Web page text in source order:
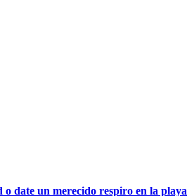
date un merecido respiro en la playa